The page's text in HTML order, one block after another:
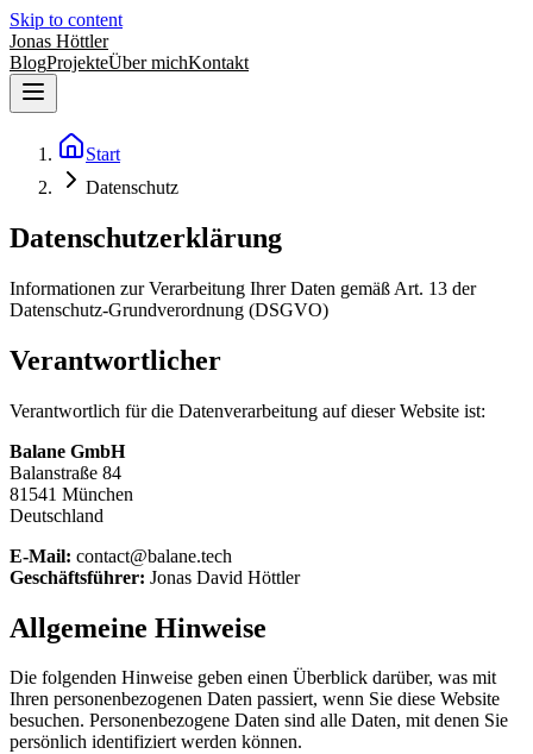
Skip to content
Jonas Höttler
BlogProjekteÜber michKontakt
Start
Datenschutz
Datenschutzerklärung
Informationen zur Verarbeitung Ihrer Daten gemäß Art. 13 der
Datenschutz-Grundverordnung (DSGVO)
Verantwortlicher
Verantwortlich für die Datenverarbeitung auf dieser Website ist:
Balane GmbH
Balanstraße 84
81541 München
Deutschland
E-Mail: contact@balane.tech
Geschäftsführer: Jonas David Höttler
Allgemeine Hinweise
Die folgenden Hinweise geben einen Überblick darüber, was mit
Ihren personenbezogenen Daten passiert, wenn Sie diese Website
besuchen. Personenbezogene Daten sind alle Daten, mit denen Sie
persönlich identifiziert werden können.